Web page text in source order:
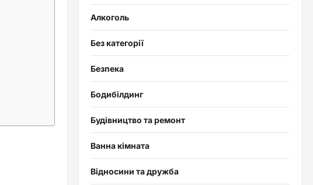
Алкоголь
Без категорії
Безпека
Бодибілдинг
Будівництво та ремонт
Ванна кімната
Відносини та дружба